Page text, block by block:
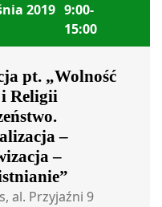
2019 9:00-
15:00
pt. „Wolność
Religii
–
–
al. Przyjaźni 9